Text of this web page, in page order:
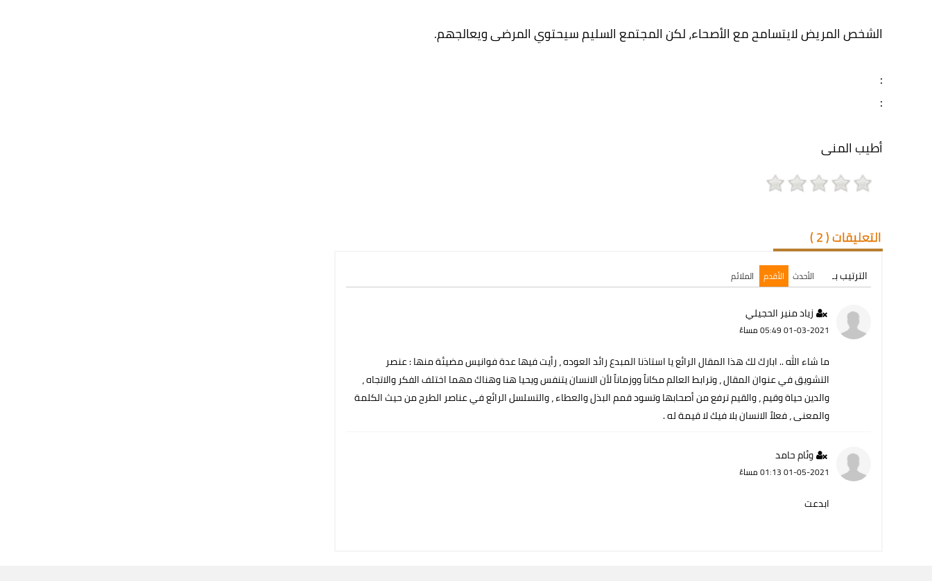
الشخص المريض لايتسامح مع الأصحاء، لكن المجتمع السليم سيحتوي المرضى ويعالجهم.
:
:
أطيب المنى
التعليقات (2
)
الترتيب بـ الأحدث الأقدم الملائم
زياد منير الحجيلي
01-03-2021 05:49 مساءً
ما شاء الله .. ابارك لك هذا المقال الرائع يا استاذنا المبدع رائد العوده ، رأيت فيها عدة فوانيس مضيئة منها : عنصر
التشويق في عنوان المقال ، وترابط العالم مكاناً ووزماناً لأن الانسان يتنفس ويحيا هنا وهناك مهما اختلف الفكر والاتجاه ،
والدين حياة وقيم ، والقيم ترفع من أصحابها وتسود قمم البذل والعطاء ، والتسلسل الرائع في عناصر الطرح من حيث الكلمة
والمعنى ، فعلاً الانسان بلا فيك لا قيمة له .
وئام حامد
01-05-2021 01:13 مساءً
ابدعت